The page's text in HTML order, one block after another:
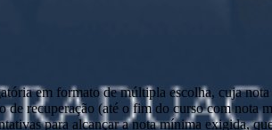
em formato de múltipla escolha, cuja
recuperação (até o fim do curso com
para alcançar a nota mínima exigida,